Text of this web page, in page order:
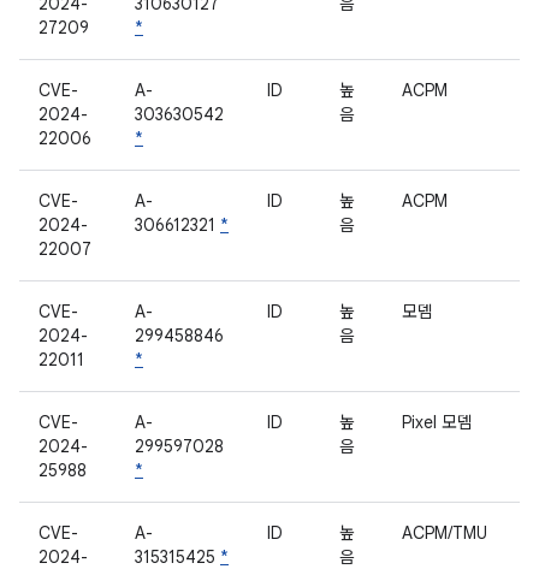
27209
*
CVE-
2024-
22006
A-
303630542
*
ID
높
음
ACPM
CVE-
2024-
22007
A-
306612321 *
ID
높
음
ACPM
CVE-
2024-
22011
A-
299458846
*
ID
높
음
모뎀
CVE-
2024-
25988
A-
299597028
*
ID
높
음
Pixel 모뎀
CVE-
2024-
A-
315315425 *
ID
높
음
ACPM/TMU